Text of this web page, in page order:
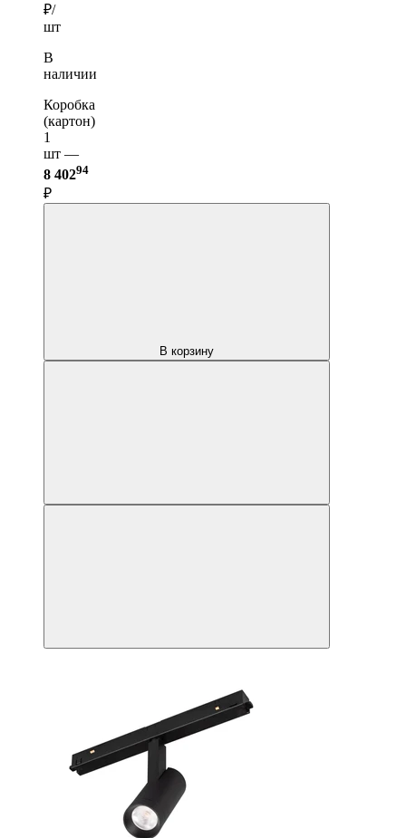
₽/
шт
В
наличии
Коробка
(картон)
1
шт —
8 40294
₽
В корзину